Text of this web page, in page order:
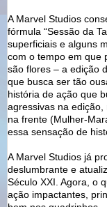
A Marvel Studios
fórmula “Sessão da
superficiais e alguns
com o tempo em que
são flores – a edição
que busca ser tão
história de ação que
agressivas na
na frente (Mulher-
essa sensação de
A Marvel Studios já
deslumbrante e
Século XXI. Agora, o
ação impactantes,